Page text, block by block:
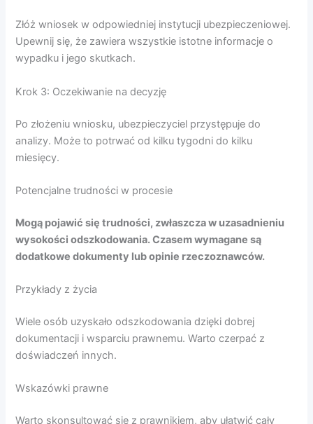
Złóż wniosek w odpowiedniej instytucji ubezpieczeniowej.
Upewnij się, że zawiera wszystkie istotne informacje o
wypadku i jego skutkach.
Krok 3: Oczekiwanie na decyzję
Po złożeniu wniosku, ubezpieczyciel przystępuje do
analizy. Może to potrwać od kilku tygodni do kilku
miesięcy.
Potencjalne trudności w procesie
Mogą pojawić się trudności, zwłaszcza w uzasadnieniu
wysokości odszkodowania. Czasem wymagane są
dodatkowe dokumenty lub opinie rzeczoznawców.
Przykłady z życia
Wiele osób uzyskało odszkodowania dzięki dobrej
dokumentacji i wsparciu prawnemu. Warto czerpać z
doświadczeń innych.
Wskazówki prawne
Warto skonsultować się z prawnikiem, aby ułatwić cały